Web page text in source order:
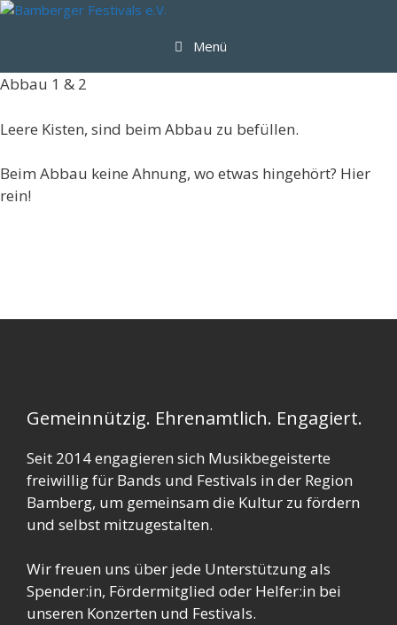
Zum
Menü
Abbau 1 & 2
Leere Kisten, sind beim Abbau zu befüllen.
Beim Abbau keine Ahnung, wo etwas hingehört? Hier
rein!
Gemeinnützig. Ehrenamtlich. Engagiert.
Seit 2014 engagieren sich Musikbegeisterte
freiwillig für Bands und Festivals in der Region
Bamberg, um gemeinsam die Kultur zu fördern
und selbst mitzugestalten.
Wir freuen uns über jede Unterstützung als
Spender:in, Fördermitglied oder Helfer:in bei
unseren Konzerten und Festivals.